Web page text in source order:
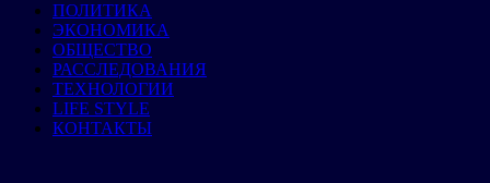
ПОЛИТИКА
ЭКОНОМИКА
ОБЩЕСТВО
РАССЛЕДОВАНИЯ
ТЕХНОЛОГИИ
LIFE STYLE
КОНТАКТЫ